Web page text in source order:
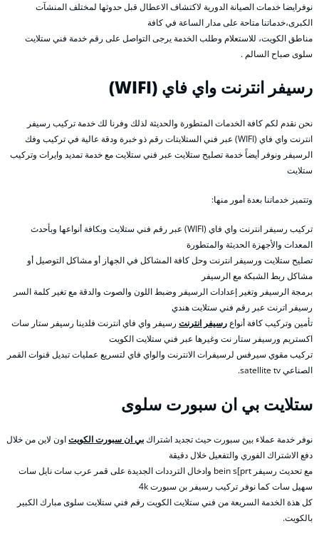
نوفرايضا خدمات الصيانة الدورية لاكتشاف الاعطال قبل حدوثها لمختلف المنشآت
الكبرى،خدماتنا متاحة على مدار الساعة في كافة
مناطق الكويت، للاستعلام وطلب الخدمة يرجى التواصل على رقم خدمة فني ستلايت
سلوى صباح السالم .
رسيفر انترنت واي فاي (WIFI)
نحن نقدم لكم كافة الخدمات المتطورة والحديثة لذلك وفرنا لك خدمة تركيب رسيفر
انترنت واي فاي (WIFI) عبر فني الستلايتات رقم ذو خبرة ودقة عالية في تركيب وفك
الرسيفر ونوفر أيضاً خدمة تصليح ستلايت عبر فني ستلايت مع خدمة تمديد وايرات وتركيب
ستلايت
وتتميز خدماتنا بعدة أمور منها:
تركيب رسيفر انترنت واي فاي (WIFI) عبر رقم فني ستلايت وبكافة أنواعها وبأحدث
المعدات والأجهزة الحديثة والمتطورة
تصليح ستلايت ورسيفر انترنت وحل كافة المشاكل في الجهاز أو مشاكل التوصيل أو
مشاكل ربط الشبكة مع الرسيفر
برمجة الرسيفر وتغير إعدادات الرسيفر وضبط اللون والصوت والدقة مع تغير كلمة السر
رسيفر اترنت عبر رقم فني ستلايت هندي
تأمين وتركيب كافة أنواعرسيفر انترنت رسيفر واي فاي انترنت فلدينا رسيفر ستار سات
اكستريم ورسيفر ستار نت وغيرها عبر فني ستلايت الكويت
تركيب مقوي سيرفس لرسيفرات الانترنت والواي فاي لتسريع عمليات تبديل قنوات القمر
الصناعي satellite tv.
ستلايت بي ان سبورت سلوى
نوفر خدمة عملاء بين سبورت حيث تجديد اشتراكبي ان سبورت الكويتاون لاين من خلال
دفع الاشتراك الفوري والتفعيل خلال دقيقة
مع تحديث رسيفر bein s[prt وادخال الترددات الجديدة على قمر عرب سات نايل سات
سهيل سات كما نوفر تركيب رسيفر بن سبورت 4k
كل هذة الخدمة السريعة من فني ستلايت الكويت رقم فني ستلايت سلوى مبارك الكبير
بالكويت.